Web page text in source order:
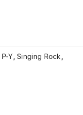
P-Y ,Singing Rock